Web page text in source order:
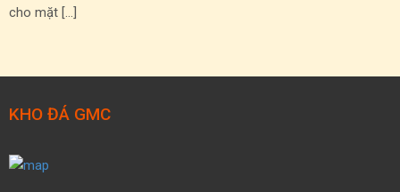
cho mặt […]
KHO ĐÁ GMC